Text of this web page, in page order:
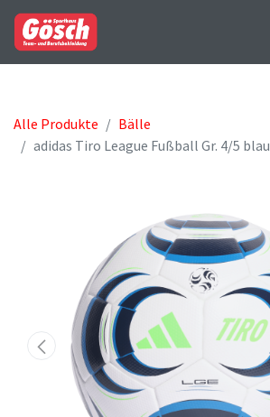
Alle Produkte
Bälle
adidas Tiro League Fußball Gr. 4/5 blau